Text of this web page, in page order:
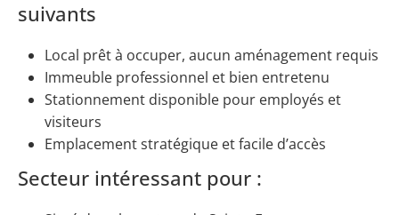
suivants
Local prêt à occuper, aucun aménagement requis
Immeuble professionnel et bien entretenu
Stationnement disponible pour employés et
visiteurs
Emplacement stratégique et facile d’accès
Secteur intéressant pour :